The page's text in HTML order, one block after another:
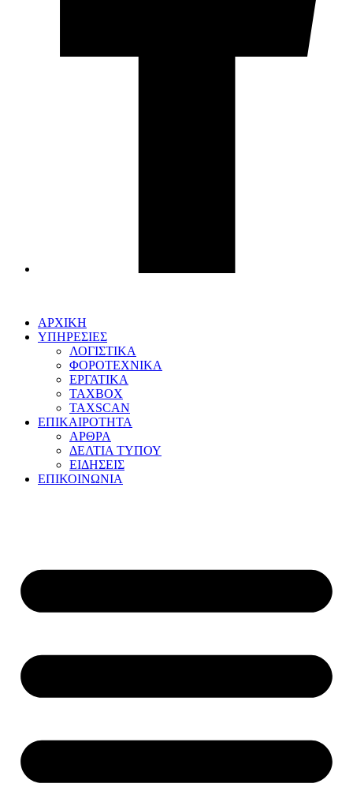
ΑΡΧΙΚΗ
ΥΠΗΡΕΣΙΕΣ
ΛΟΓΙΣΤΙΚΑ
ΦΟΡΟΤΕΧΝΙΚΑ
ΕΡΓΑΤΙΚΑ
TAXBOX
TAXSCAN
ΕΠΙΚΑΙΡΟΤΗΤΑ
ΑΡΘΡΑ
ΔΕΛΤΙΑ ΤΥΠΟΥ
ΕΙΔΗΣΕΙΣ
ΕΠΙΚΟΙΝΩΝΙΑ